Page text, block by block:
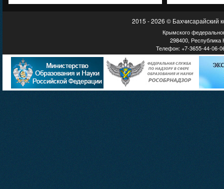
2015 - 2026 © Бахчисарайский
Крымского
298400, Республика
Телефон: +7-3655-44-06-